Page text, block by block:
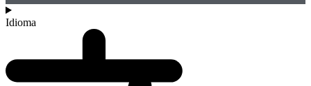
Idioma